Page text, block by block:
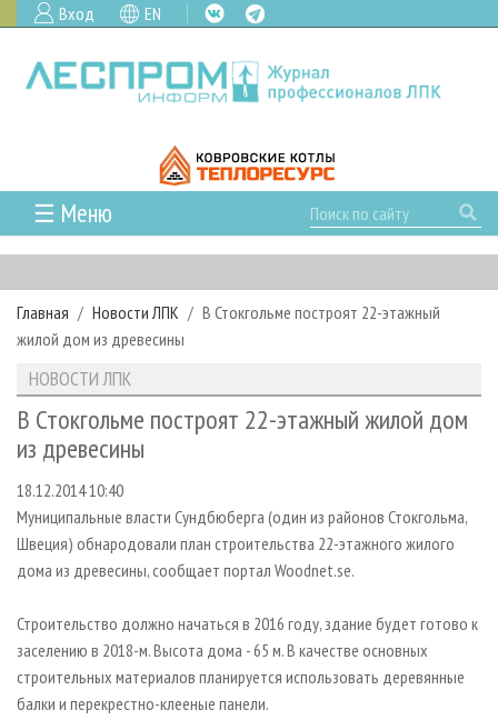
Вход EN
☰ Меню
ГЛАВНАЯ
РУБРИКИ И ТЕМЫ
РУБРИКИ ЖУРНАЛА
ЛЕСОЗАГОТОВКА
ЛЕСОПИЛЕНИЕ
СУШКА ДРЕВЕСИНЫ
ПРОИЗВОДСТВО ДРЕВЕСНЫХ ПЛИТ
ДЕРЕВЯННОЕ ДОМОСТРОЕНИЕ
ПРОИЗВОДСТВО МЕБЕЛИ
БИОЭНЕРГЕТИКА
ЦБП
НОВОСТИ
НОВОСТИ ЛПК
НОВОСТИ ЖУРНАЛА
ПРОЕКТЫ ЛПИ
АНАЛИТИКА
ПРЕДПРИЯТИЯ ЛПК
ПЕРСОНЫ
МОБИЛЬНЫЕ ВЫСТАВКИ
ОФИЦИАЛЬНЫЕ ДЕЛЕГАЦИИ
ПРИОРИТЕТНЫЕ ИНВЕСТПРОЕКТЫ
RUSSIAN FORESTRY REVIEW
ГАЗЕТА ЛЕСПРОМФОРУМ
АРХИВ
АРХИВ ЖУРНАЛОВ
О ЖУРНАЛЕ
ПОДПИСКА
КОНТАКТЫ
РЕКЛАМОДАТЕЛЯМ
РЕКЛАМА
РЕКЛАМА НА САЙТЕ
Главная Новости ЛПК
В Стокгольме построят 22-этажный
жилой дом из древесины
НОВОСТИ ЛПК
В Стокгольме построят 22-этажный жилой дом
из древесины
18.12.2014 10:40
Муниципальные власти Сундбюберга (один из районов Стокгольма,
Швеция) обнародовали план строительства 22-этажного жилого
дома из древесины, сообщает портал Woodnet.se.
Строительство должно начаться в 2016 году, здание будет готово к
заселению в 2018-м. Высота дома - 65 м. В качестве основных
строительных материалов планируется использовать деревянные
балки и перекрестно-клееные панели.